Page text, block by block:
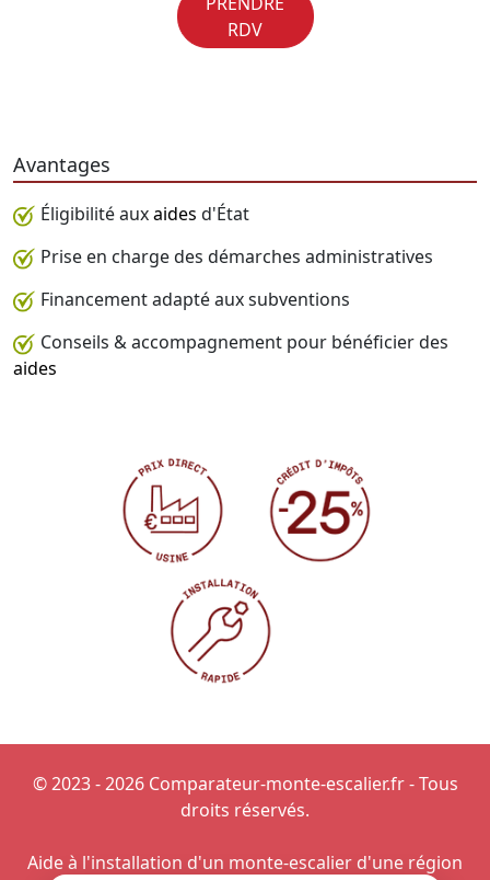
RDV
Avantages
Éligibilité auxaides d'État
Prise en charge des démarches administratives
Financement adapté aux subventions
Conseils & accompagnement pour bénéficier des
aides
© 2023 - 2026 Comparateur-monte-escalier.fr - Tous
droits réservés.
Aide à l'installation d'un monte-escalier d'une région